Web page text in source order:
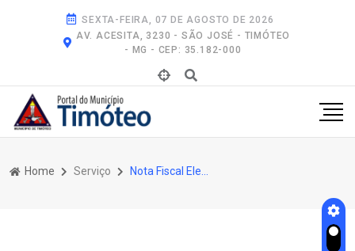
SEXTA-FEIRA, 07 DE AGOSTO DE 2026
AV. ACESITA, 3230 - SÃO JOSÉ - TIMÓTEO
- MG - CEP: 35.182-000
Home Serviço